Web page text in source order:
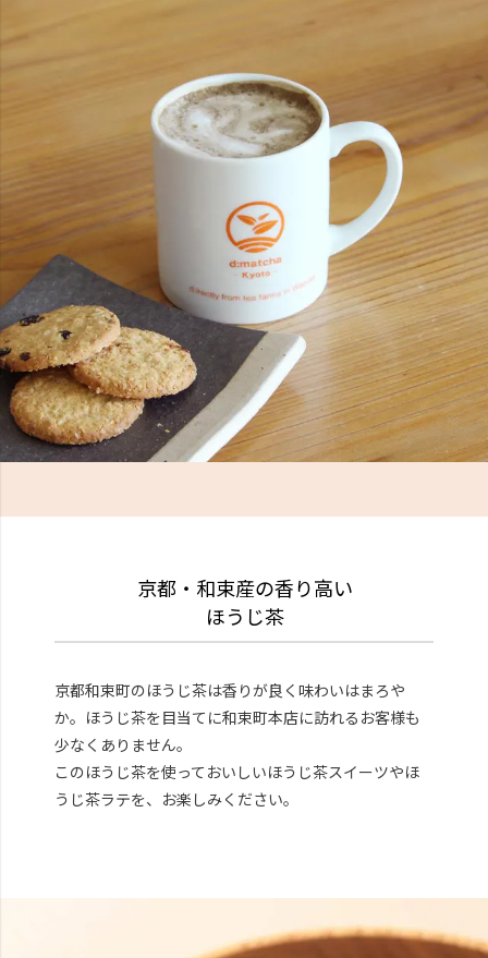
京都・和束産の香り高い
ほうじ茶
京都和束町のほうじ茶は香りが良く味わいはまろや
か。ほうじ茶を目当てに和束町本店に訪れるお客様も
少なくありません。
このほうじ茶を使っておいしいほうじ茶スイーツやほ
うじ茶ラテを、お楽しみください。